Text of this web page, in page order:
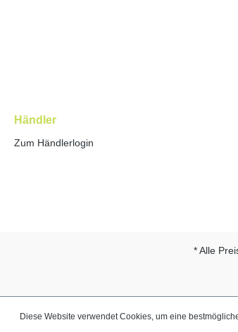
Händler
Zum Händlerlogin
* Alle
Diese Website verwendet Cookies, um eine